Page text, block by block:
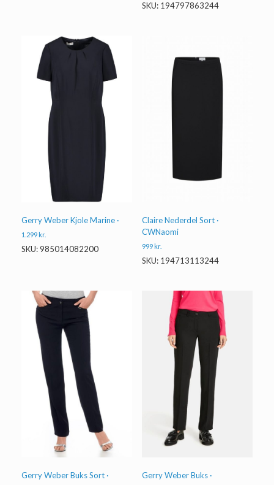
SKU: 194797863244
Gerry Weber Kjole Marine ·
1.299 kr.
SKU: 985014082200
Claire Nederdel Sort ·
CWNaomi
999 kr.
SKU: 194713113244
Gerry Weber Buks Sort · Gerry Weber Buks ·